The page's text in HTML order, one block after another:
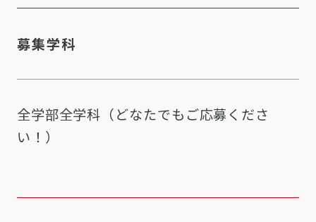
募集学科
全学部全学科（どなたでもご応募くださ
い！）